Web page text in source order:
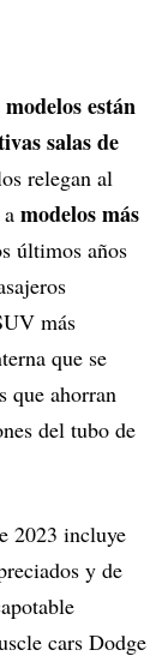
están
salas de
relegan al
modelos más
últimos años
más
que se
que ahorran
del tubo de
2023 incluye
y de
cars Dodge